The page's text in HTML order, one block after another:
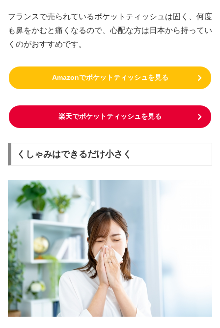
フランスで売られているポケットティッシュは固く、何度
も鼻をかむと痛くなるので、心配な方は日本から持ってい
くのがおすすめです。
Amazonでポケットティッシュを見る
楽天でポケットティッシュを見る
くしゃみはできるだけ小さく